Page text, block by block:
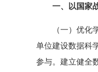
一、以国家
（一）优
单位建设数据科
参与。建立健全